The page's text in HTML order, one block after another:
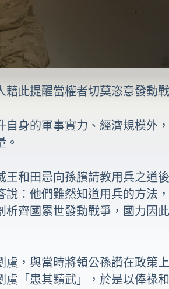
此提醒當權者切莫恣意發動
身的軍事實力、經濟規模
。
王和田忌向孫臏請教用兵之道
：他們雖然知道用兵的方法
齊國累世發動戰爭，國力因
虞，與當時將領公孫讚在政策
「患其黷武」，於是以俸祿